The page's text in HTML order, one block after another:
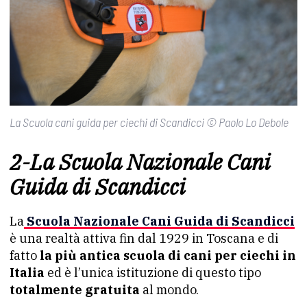
La Scuola cani guida per ciechi di Scandicci © Paolo Lo Debole
2-La Scuola Nazionale Cani
Guida di Scandicci
La Scuola Nazionale Cani Guida di Scandicci
è una realtà attiva fin dal 1929 in Toscana e di
fatto la più antica scuola di cani per ciechi in
Italia ed è l’unica istituzione di questo tipo
totalmente gratuita al mondo.